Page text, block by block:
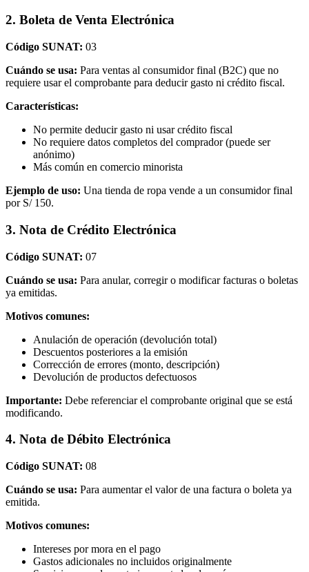
2. Boleta de Venta Electrónica
Código SUNAT: 03
Cuándo se usa: Para ventas al consumidor final (B2C) que no
requiere usar el comprobante para deducir gasto ni crédito fiscal.
Características:
No permite deducir gasto ni usar crédito fiscal
No requiere datos completos del comprador (puede ser
anónimo)
Más común en comercio minorista
Ejemplo de uso: Una tienda de ropa vende a un consumidor final
por S/ 150.
3. Nota de Crédito Electrónica
Código SUNAT: 07
Cuándo se usa: Para anular, corregir o modificar facturas o boletas
ya emitidas.
Motivos comunes:
Anulación de operación (devolución total)
Descuentos posteriores a la emisión
Corrección de errores (monto, descripción)
Devolución de productos defectuosos
Importante: Debe referenciar el comprobante original que se está
modificando.
4. Nota de Débito Electrónica
Código SUNAT: 08
Cuándo se usa: Para aumentar el valor de una factura o boleta ya
emitida.
Motivos comunes:
Intereses por mora en el pago
Gastos adicionales no incluidos originalmente